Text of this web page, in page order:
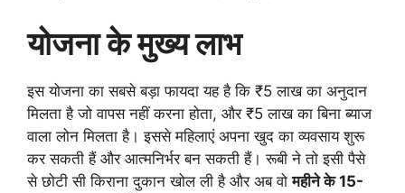
योजना के मुख्य लाभ
इस योजना का सबसे बड़ा फायदा यह है कि ₹5 लाख का अनुदान
मिलता है जो वापस नहीं करना होता, और ₹5 लाख का बिना ब्याज
वाला लोन मिलता है। इससे महिलाएं अपना खुद का व्यवसाय शुरू
कर सकती हैं और आत्मनिर्भर बन सकती हैं। रूबी ने तो इसी पैसे
से छोटी सी किराना दुकान खोल ली है और अब वोमहीने के 15-